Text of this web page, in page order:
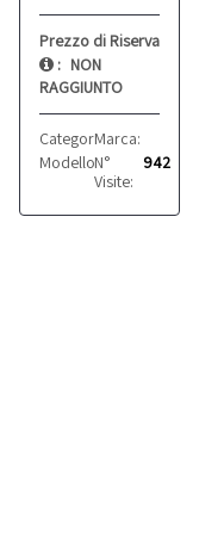
Prezzo di Riserva
: NON
RAGGIUNTO
Categoria:Marca:
Modello: Superset 23
N°
Visite:
942